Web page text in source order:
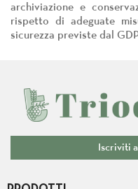
archiviazione e
rispetto di adeguate
sicurezza previste dal
Iscriviti